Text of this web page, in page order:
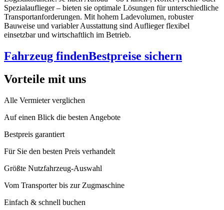
Spezialauflieger – bieten sie optimale Lösungen für unterschiedliche
Transportanforderungen. Mit hohem Ladevolumen, robuster
Bauweise und variabler Ausstattung sind Auflieger flexibel
einsetzbar und wirtschaftlich im Betrieb.
Fahrzeug findenBestpreise sichern
Vorteile mit uns
Alle Vermieter verglichen
Auf einen Blick die besten Angebote
Bestpreis garantiert
Für Sie den besten Preis verhandelt
Größte Nutzfahrzeug-Auswahl
Vom Transporter bis zur Zugmaschine
Einfach & schnell buchen